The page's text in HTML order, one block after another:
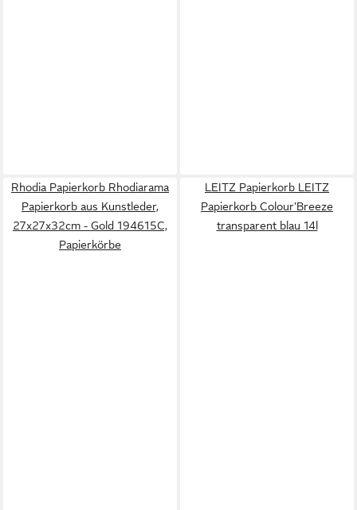
Rhodia Papierkorb Rhodiarama
Papierkorb aus Kunstleder,
27x27x32cm - Gold 194615C,
Papierkörbe
LEITZ Papierkorb LEITZ
Papierkorb Colour'Breeze
transparent blau 14l